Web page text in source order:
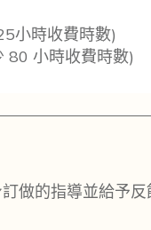
小時收費時數)
80 小時收費時數)
做的指導並給予